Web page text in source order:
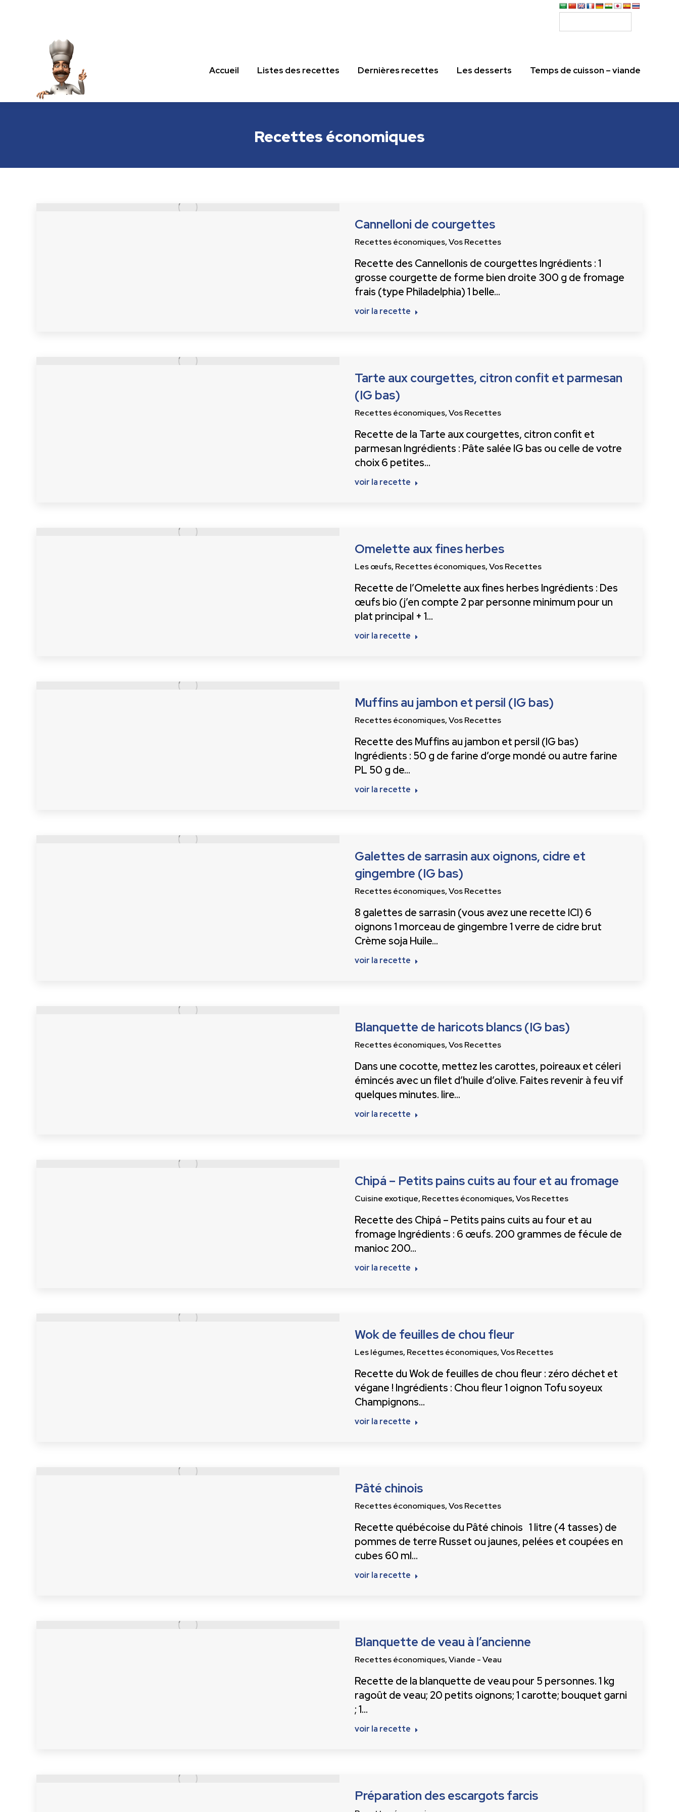
Les recettes de cuisine.com Accueil Listes des recettes Dernières recettes Les desserts Temps de cuisson – viande
Recettes économiques
Cannelloni de courgettes
Recettes économiques,Vos Recettes
Recette des Cannellonis de courgettes Ingrédients : 1
grosse courgette de forme bien droite 300 g de fromage
frais (type Philadelphia) 1 belle…
voir la recette
Tarte aux courgettes, citron confit et parmesan
(IG bas)
Recettes économiques,Vos Recettes
Recette de la Tarte aux courgettes, citron confit et
parmesan Ingrédients : Pâte salée IG bas ou celle de votre
choix 6 petites…
voir la recette
Omelette aux fines herbes
Les œufs, Recettes économiques,Vos Recettes
Recette de l’Omelette aux fines herbes Ingrédients : Des
œufs bio (j’en compte 2 par personne minimum pour un
plat principal + 1…
voir la recette
Muffins au jambon et persil (IG bas)
Recettes économiques,Vos Recettes
Recette des Muffins au jambon et persil (IG bas)
Ingrédients : 50 g de farine d’orge mondé ou autre farine
PL 50 g de…
voir la recette
Galettes de sarrasin aux oignons, cidre et
gingembre (IG bas)
Recettes économiques,Vos Recettes
8 galettes de sarrasin (vous avez une recette ICI) 6
oignons 1 morceau de gingembre 1 verre de cidre brut
Crème soja Huile…
voir la recette
Blanquette de haricots blancs (IG bas)
Recettes économiques,Vos Recettes
Dans une cocotte, mettez les carottes, poireaux et céleri
émincés avec un filet d’huile d’olive. Faites revenir à feu vif
quelques minutes. lire…
voir la recette
Chipá – Petits pains cuits au four et au fromage
Cuisine exotique, Recettes économiques,Vos Recettes
Recette des Chipá – Petits pains cuits au four et au
fromage Ingrédients : 6 œufs. 200 grammes de fécule de
manioc 200…
voir la recette
Wok de feuilles de chou fleur
Les légumes, Recettes économiques,Vos Recettes
Recette du Wok de feuilles de chou fleur : zéro déchet et
végane ! Ingrédients : Chou fleur 1 oignon Tofu soyeux
Champignons…
voir la recette
Pâté chinois
Recettes économiques,Vos Recettes
Recette québécoise du Pâté chinois 1 litre (4 tasses) de
pommes de terre Russet ou jaunes, pelées et coupées en
cubes 60 ml…
voir la recette
Blanquette de veau à l’ancienne
Recettes économiques,Viande - Veau
Recette de la blanquette de veau pour 5 personnes. 1 kg
ragoût de veau; 20 petits oignons; 1 carotte; bouquet garni
; 1…
voir la recette
Préparation des escargots farcis
Temps de cuisson – viande